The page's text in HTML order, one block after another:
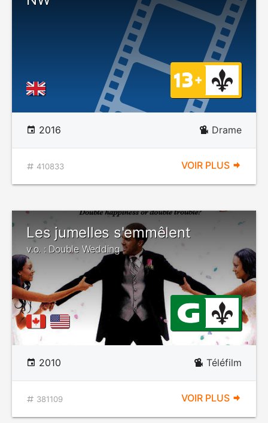
2016 Drame
410833 VOIR PLUS
Les jumelles s'emmêlent
v.o. : Double Wedding
2010 Téléfilm
381109 VOIR PLUS